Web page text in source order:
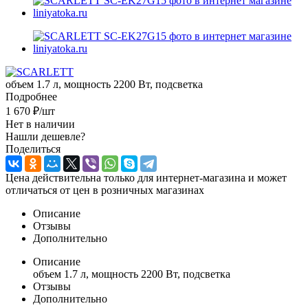
объем 1.7 л, мощность 2200 Вт, подсветка
Подробнее
1 670 ₽/шт
Нет в наличии
Нашли дешевле?
Поделиться
Цена действительна только для интернет-магазина и может
отличаться от цен в розничных магазинах
Описание
Отзывы
Дополнительно
Описание
объем 1.7 л, мощность 2200 Вт, подсветка
Отзывы
Дополнительно